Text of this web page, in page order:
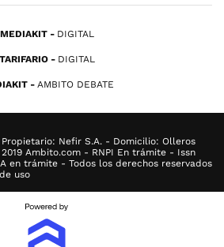
MEDIAKIT DIGITAL
TARIFARIO DIGITAL
AMBITO DEBATE
Nefir S.A. - Domicilio: Olleros
Ambito.com - RNPI En trámite - Issn
en trámite - Todos los derechos reservados
uso